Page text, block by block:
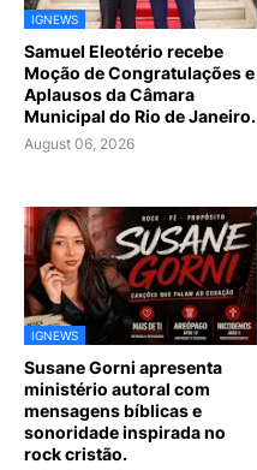
IGNEWS
Samuel Eleotério recebe
Moção de Congratulações e
Aplausos da Câmara
Municipal do Rio de Janeiro.
August 06, 2026
IGNEWS
Susane Gorni apresenta
ministério autoral com
mensagens bíblicas e
sonoridade inspirada no
rock cristão.